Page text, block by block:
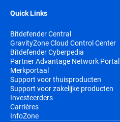
Quick Links
Bitdefender Central
GravityZone Cloud Control Center
Bitdefender Cyberpedia
Partner Advantage Network Portal
Merkportaal
Support voor thuisproducten
Support voor zakelijke producten
Investeerders
Carrières
InfoZone